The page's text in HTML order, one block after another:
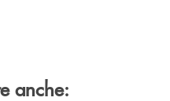
anche: